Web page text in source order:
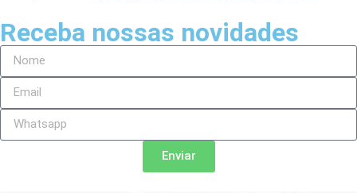
Receba nossas novidades
Enviar